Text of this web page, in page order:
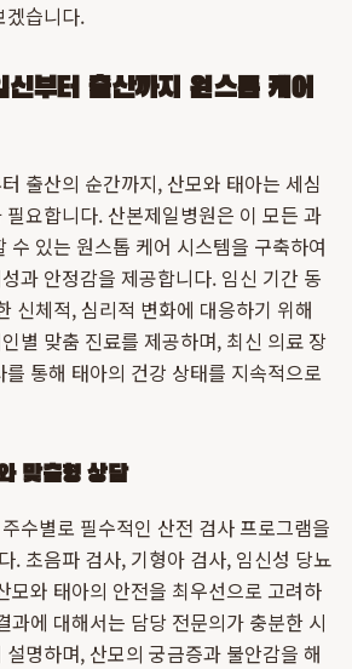
겠습니다.
부터 출산까지 원스톱 케어
출산의 순간까지, 산모와 태아는 세심
요합니다. 산본제일병원은 이 모든 과
수 있는 원스톱 케어 시스템을 구축하여
과 안정감을 제공합니다. 임신 기간 동
신체적, 심리적 변화에 대응하기 위해
별 맞춤 진료를 제공하며, 최신 의료 장
통해 태아의 건강 상태를 지속적으로
맞춤형 상담
수별로 필수적인 산전 검사 프로그램을
. 초음파 검사, 기형아 검사, 임신성 당뇨
모와 태아의 안전을 최우선으로 고려하
과에 대해서는 담당 전문의가 충분한 시
명하며, 산모의 궁금증과 불안감을 해